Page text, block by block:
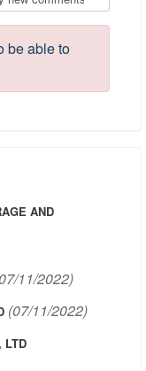
be able to
AND
11/2022)
(07/11/2022)
LTD